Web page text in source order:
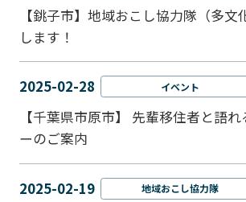
【銚子市】地域おこし協力隊（多文
します！
2025-02-28 イベント
【千葉県市原市】 先輩移住者と語
ーのご案内
2025-02-19 地域おこし協力隊